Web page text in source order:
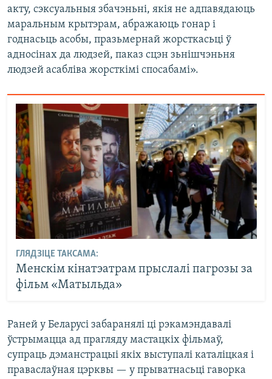
акту, сэксуальныя збачэньні, якія не адпавядаюць
маральным крытэрам, абражаюць гонар і
годнасьць асобы, празьмернай жорсткасьці ў
адносінах да людзей, паказ сцэн зьнішчэньня
людзей асабліва жорсткімі спосабамі».
ГЛЯДЗІЦЕ ТАКСАМА:
Менскім кінатэатрам прыслалі пагрозы за
фільм «Матыльда»
Раней у Беларусі забаранялі ці рэкамэндавалі
ўстрымацца ад прагляду мастацкіх фільмаў,
супраць дэманстрацыі якіх выступалі каталіцкая і
праваслаўная цэрквы — у прыватнасьці гаворка